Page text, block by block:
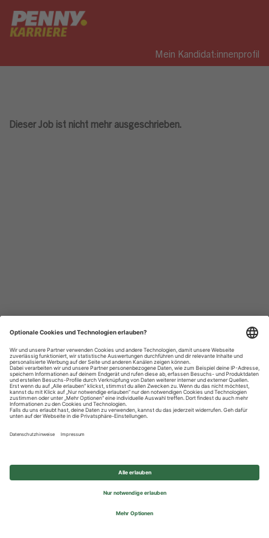
Mein Kandidat:innenprofil
Dieser Job ist nicht mehr ausgeschrieben.
Datenschutzhinweise
Impressum
Privatsphäre-Einstellungen
© 2026 REWE Group - All rights reserved